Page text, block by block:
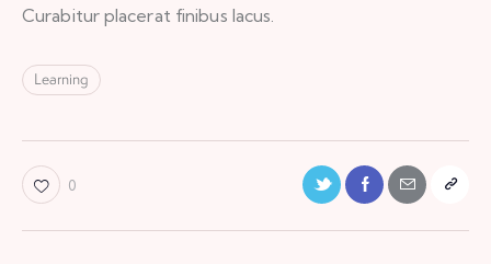
Curabitur placerat finibus lacus.
Learning
0